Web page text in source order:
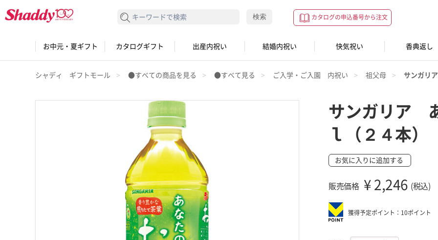
カタログの申込番号から注文
検索する 検索
お中元・夏ギフト カタログギフト 出産内祝い 結婚内祝い 快気祝い 香典返し
シャディ ギフトモール ●すべての商品を見る ●すべて見る ご入学・ご入園 内祝い 祖父母 サンガリ
サンガリア
ｌ（２４本）
お気に入りに追加する
販売価格 ¥ 2,246 (税込)
獲得予定ポイント：10ポイント